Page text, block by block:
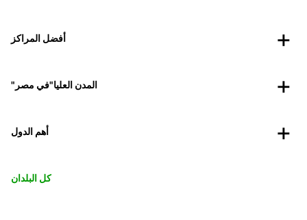
أفضل المراكز
"المدن العليا"في مصر
أهم الدول
كل البلدان